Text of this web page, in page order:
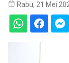
Rabu, 21 Mei